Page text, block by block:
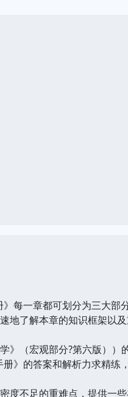
每一章都可划分为三大部
了解本章的知识框架以
（宏观部分?第六版））
》的答案和解析力求精
不足的重难点，提供一